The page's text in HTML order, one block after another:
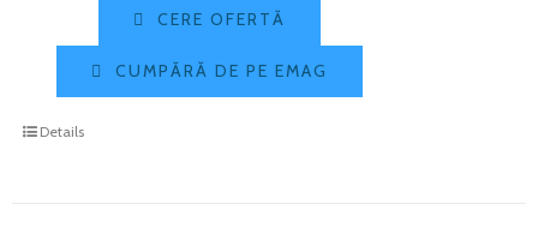
CERE OFERTĂ
CUMPĂRĂ DE PE EMAG
Details